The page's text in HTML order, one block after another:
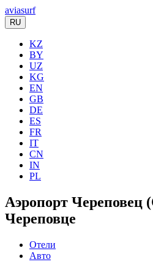
aviasurf
RU
KZ
BY
UZ
KG
EN
GB
DE
ES
FR
IT
CN
IN
PL
Аэропорт Череповец
Череповце
Отели
Авто